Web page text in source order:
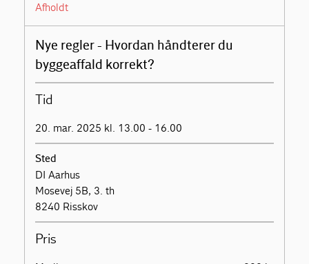
Afholdt
Nye regler - Hvordan håndterer du
byggeaffald korrekt?
Tid
20. mar. 2025 kl. 13.00 - 16.00
Sted
DI Aarhus
Mosevej 5B, 3. th
8240 Risskov
Pris